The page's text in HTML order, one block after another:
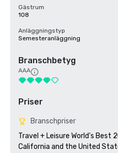
Gästrum
108
Anläggningstyp
Semesteranläggning
Branschbetyg
AAA
Priser
Branschpriser
Travel + Leisure World's Best
California and the United